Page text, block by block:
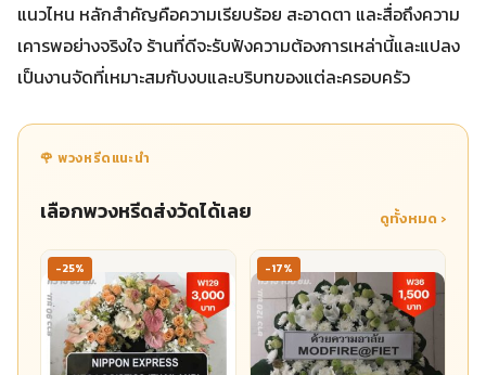
แนวไหน หลักสำคัญคือความเรียบร้อย สะอาดตา และสื่อถึงความ
เคารพอย่างจริงใจ ร้านที่ดีจะรับฟังความต้องการเหล่านี้และแปลง
เป็นงานจัดที่เหมาะสมกับงบและบริบทของแต่ละครอบครัว
🌹 พวงหรีดแนะนำ
เลือกพวงหรีดส่งวัดได้เลย ดูทั้งหมด ›
-25% -17%